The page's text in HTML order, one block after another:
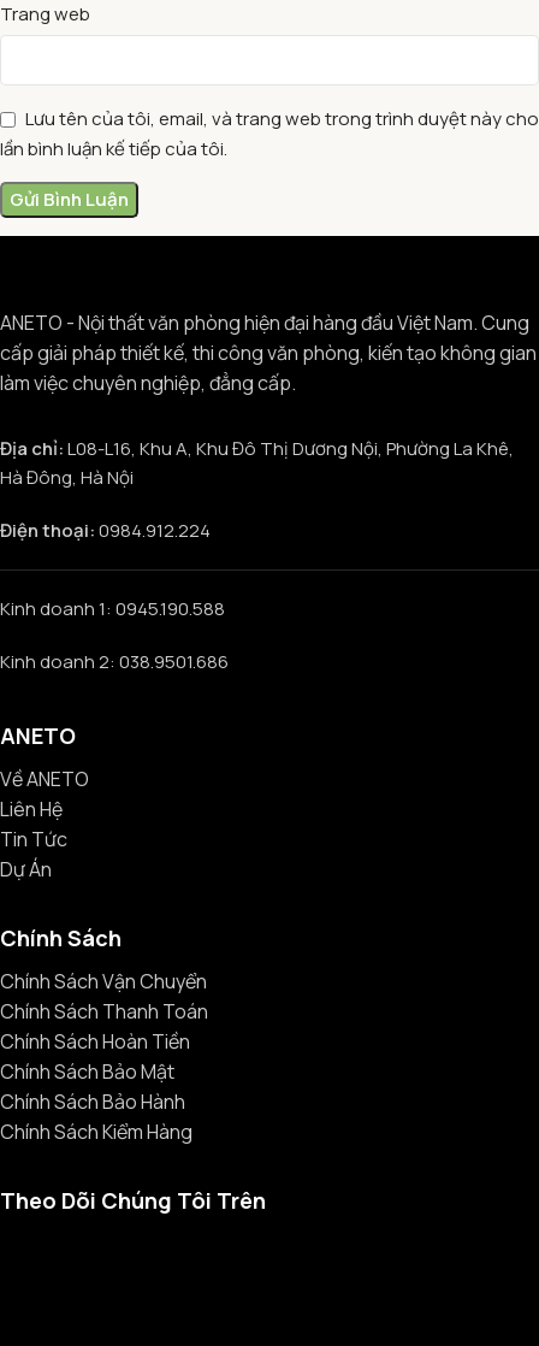
Trang web
Lưu tên của tôi, email, và trang web trong trình duyệt này cho
lần bình luận kế tiếp của tôi.
ANETO - Nội thất văn phòng hiện đại hàng đầu Việt Nam. Cung
cấp giải pháp thiết kế, thi công văn phòng, kiến tạo không gian
làm việc chuyên nghiệp, đẳng cấp.
Địa chỉ:L08-L16, Khu A, Khu Đô Thị Dương Nội, Phường La Khê,
Hà Đông, Hà Nội
Điện thoại:0984.912.224
Kinh doanh 1: 0945.190.588
Kinh doanh 2: 038.9501.686
ANETO
Về ANETO
Liên Hệ
Tin Tức
Dự Án
Chính Sách
Chính Sách Vận Chuyển
Chính Sách Thanh Toán
Chính Sách Hoàn Tiền
Chính Sách Bảo Mật
Chính Sách Bảo Hành
Chính Sách Kiểm Hàng
Theo Dõi Chúng Tôi Trên